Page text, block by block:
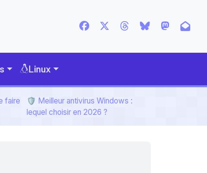
Linux
faire
🛡️ Meilleur antivirus Windows :
lequel choisir en 2026 ?